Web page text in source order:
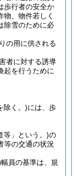
歩行者の安全か
、物件若しく
除雪のために必
の用に供される
者に対する誘導
起を行うために
除く。)には、歩
等」という。)の
等の交通の状況
員の基準は、規